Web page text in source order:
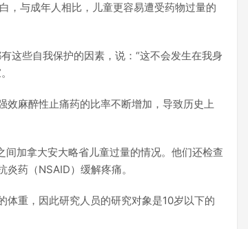
，与成年人相比，儿童更容易遭受药物过量的
这些自我保护的因素，说：“这不会发生在我身
效麻醉性止痛药的比率不断增加，导致历史上
加拿大安大略省儿童过量的情况。他们还检查
药（NSAID）缓解疼痛。
重，因此研究人员的研究对象是10岁以下的